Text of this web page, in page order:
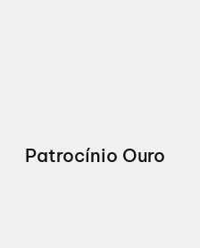
Patrocínio Ouro